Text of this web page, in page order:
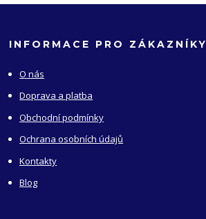
INFORMACE PRO ZÁKAZNÍKY
O nás
Doprava a platba
Obchodní podmínky
Ochrana osobních údajů
Kontakty
Blog